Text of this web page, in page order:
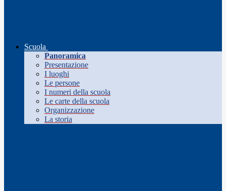
Scuola
Panoramica
Presentazione
I luoghi
Le persone
I numeri della scuola
Le carte della scuola
Organizzazione
La storia